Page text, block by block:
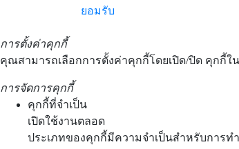
ยอมรับ
การตั้งค่าคุกกี้
คุณสามารถเลือกการตั้งค่าคุกกี้โดยเปิด/ปิด คุกกี้ใ
การจัดการคุกกี้
คุกกี้ที่จำเป็น
เปิดใช้งานตลอด
ประเภทของคุกกี้มีความจำเป็นสำหรับการท